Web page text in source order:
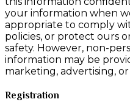
your information when
appropriate to comply
policies, or protect ours
safety. However, non-
information may be
marketing, advertising,
Registration